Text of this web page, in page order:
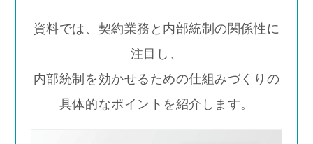
資料では、契約業務と内部統制の関係性に
注目し、
内部統制を効かせるための仕組みづくりの
具体的なポイントを紹介します。